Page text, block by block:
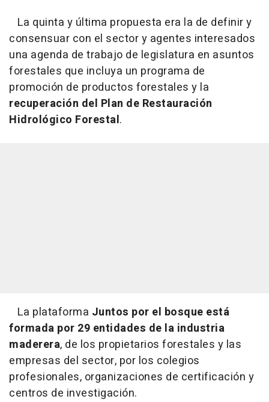
La quinta y última propuesta era la de definir y
consensuar con el sector y agentes interesados
una agenda de trabajo de legislatura en asuntos
forestales que incluya un programa de
promoción de productos forestales y la
recuperación del Plan de Restauración
Hidrológico Forestal.
La plataforma Juntos por el bosque está
formada por 29 entidades de la industria
maderera, de los propietarios forestales y las
empresas del sector, por los colegios
profesionales, organizaciones de certificación y
centros de investigación.